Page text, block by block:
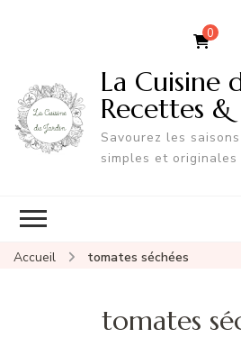
0
La Cuisine
Recettes
Savourez les
simples et
Accueil tomates séchées
tomates